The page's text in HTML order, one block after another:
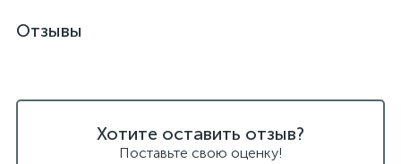
Отзывы
Хотите оставить отзыв?
Поставьте свою оценку!